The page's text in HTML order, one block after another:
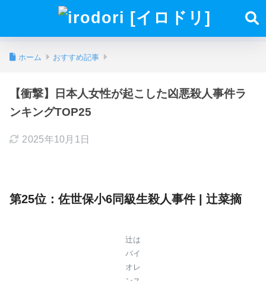
ホーム おすすめ記事
【衝撃】日本人女性が起こした凶悪殺人事件ラ
ンキングTOP25
2025年10月1日
第25位：佐世保小6同級生殺人事件 | 辻菜摘
辻は
バイ
オレ